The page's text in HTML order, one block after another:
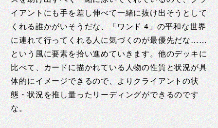
イアントにも手を差し伸べて一緒に抜け出そうとして
くれる誰かがいそうだな、「ワンド 4」の平和な世界
に連れて行ってくれる人に気づくのが最優先だな……
という風に要素を拾い進めていきます。他のデッキに
比べて、カードに描かれている人物の性質と状況が具
体的にイメージできるので、よりクライアントの状
態・状況を推し量ったリーディングができるのです
な。